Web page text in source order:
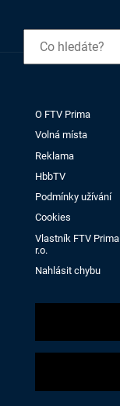
O FTV Prima
Volná místa
Reklama
HbbTV
Podmínky užívání
Cookies
Vlastník FTV
r.o.
Nahlásit chybu